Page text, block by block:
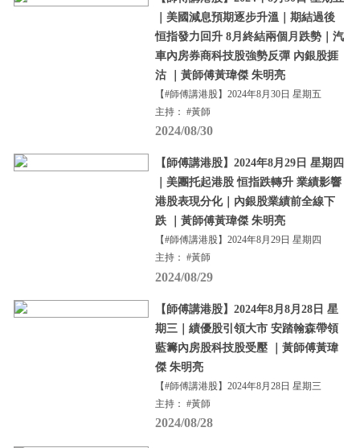
｜美國減息預期逐步升溫｜期結過後
恒指發力回升 8月終結兩個月跌勢｜汽
車內房券商科技股強勢反彈 內銀股捱
沽 ｜黃師傅黃瑋傑 朱明亮
【#師傅講港股】2024年8月30日 星期五
主持： #黃師
2024/08/30
【師傅講港股】2024年8月29日 星期四
｜美團托起港股 恒指跌轉升 業績影響
港股表現分化｜內銀股業績前全線下
跌 ｜黃師傅黃瑋傑 朱明亮
【#師傅講港股】2024年8月29日 星期四
主持： #黃師
2024/08/29
【師傅講港股】2024年8月8月28日 星
期三｜績優股引領大市 安踏翰森帶領
藍籌內房股科技股受壓 ｜黃師傅黃瑋
傑 朱明亮
【#師傅講港股】2024年8月28日 星期三
主持： #黃師
2024/08/28